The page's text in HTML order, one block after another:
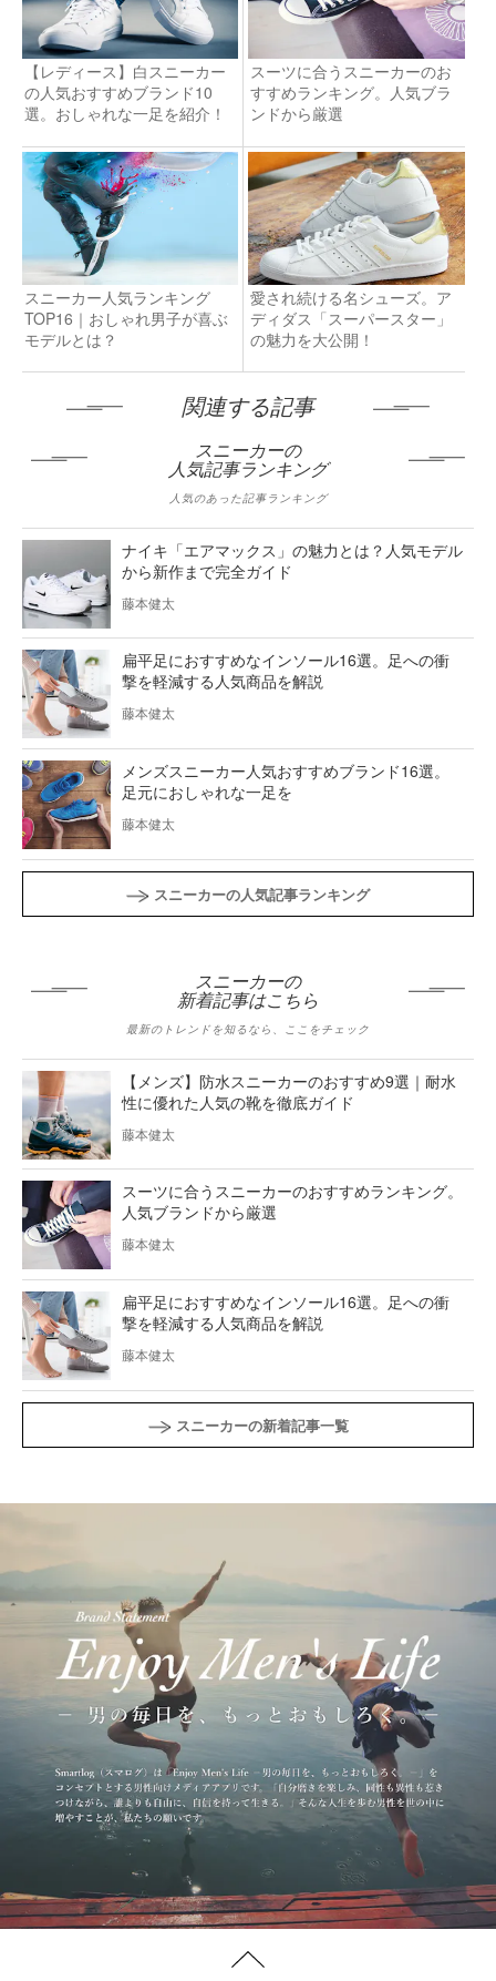
【レディース】白スニーカー
の人気おすすめブランド10
選。おしゃれな一足を紹介！
スーツに合うスニーカーのお
すすめランキング。人気ブラ
ンドから厳選
スニーカー人気ランキング
TOP16｜おしゃれ男子が喜ぶ
モデルとは？
愛され続ける名シューズ。ア
ディダス「スーパースター」
の魅力を大公開！
関連する記事
スニーカーの
人気記事ランキング
人気のあった記事ランキング
ナイキ「エアマックス」の魅力とは？人気モデル
から新作まで完全ガイド
藤本健太
扁平足におすすめなインソール16選。足への衝
撃を軽減する人気商品を解説
藤本健太
メンズスニーカー人気おすすめブランド16選。
足元におしゃれな一足を
藤本健太
スニーカーの人気記事ランキング
スニーカーの
新着記事はこちら
最新のトレンドを知るなら、ここをチェック
【メンズ】防水スニーカーのおすすめ9選｜耐水
性に優れた人気の靴を徹底ガイド
藤本健太
スーツに合うスニーカーのおすすめランキング。
人気ブランドから厳選
藤本健太
扁平足におすすめなインソール16選。足への衝
撃を軽減する人気商品を解説
藤本健太
スニーカーの新着記事一覧